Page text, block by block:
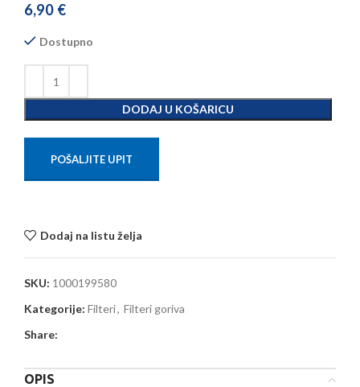
6,90 €
Dostupno
DODAJ U KOŠARICU
POŠALJITE UPIT
Dodaj na listu želja
SKU: 1000199580
Kategorije: Filteri, Filteri goriva
Share:
OPIS